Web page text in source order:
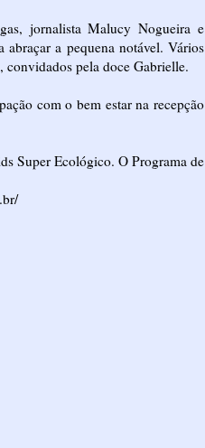
jornalista Malucy Nogueira e
a pequena notável. Vários
convidados pela doce Gabrielle.
com o bem estar na recepção
Super Ecológico. O Programa de